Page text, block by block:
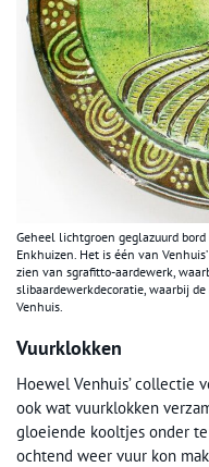
Geheel lichtgroen geglazuurd
Enkhuizen. Het is één van
zien van sgrafitto-aardewerk,
slibaardewerkdecoratie, waarbij
Venhuis.
Vuurklokken
Hoewel Venhuis’ collectie
ook wat vuurklokken
gloeiende kooltjes onder
ochtend weer vuur kon